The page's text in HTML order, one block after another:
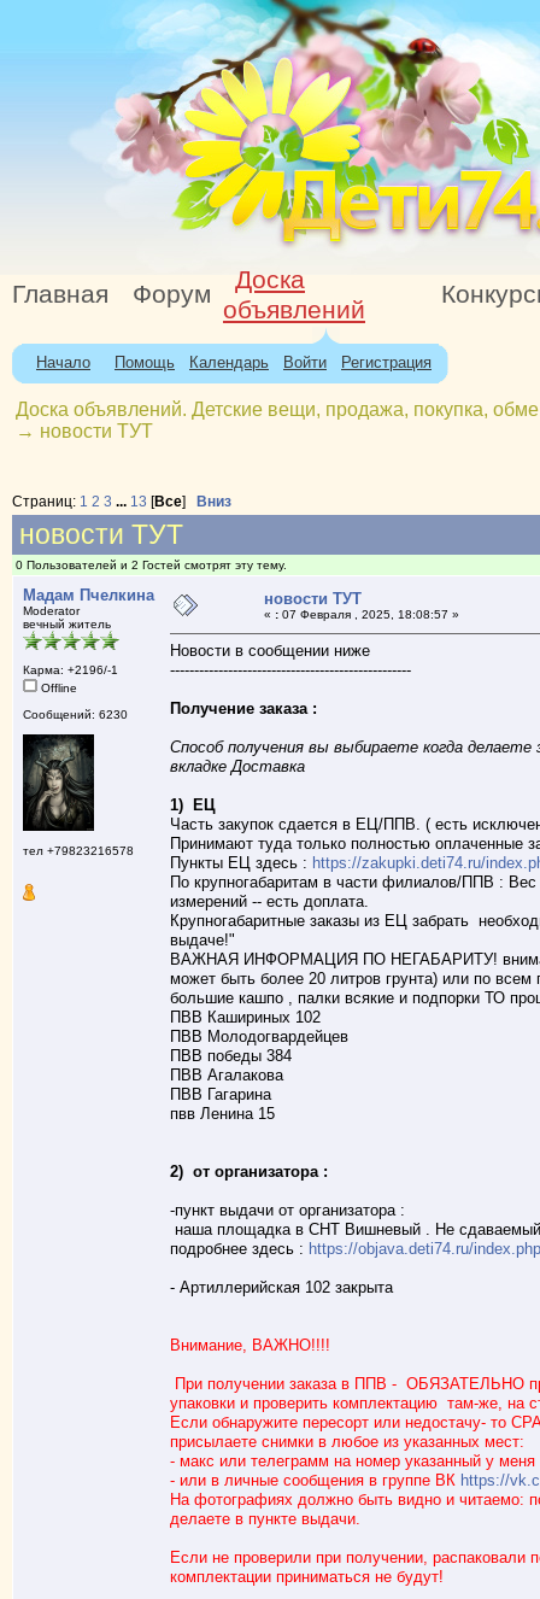
Главная Форум
Доска
объявлений
Начало Помощь Календарь Войти Регистрация
Доска объявлений. Детские вещи, продажа, покупка,
→ новости ТУТ
Страниц: 1 2 3 ... 13 [Все] Вниз
новости ТУТ
0 Пользователей и 2 Гостей смотрят эту тему.
Мадам Пчелкина
Moderator
вечный житель
Карма: +2196/-1
Offline
Сообщений: 6230
тел +79823216578
новости ТУТ
« :07 Февраля , 2025, 18:08:57 »
Новости в сообщении ниже
--------------------------------------------------
Получение заказа :
Способ получения вы выбираете когда делаете
вкладке Доставка
1) ЕЦ
Часть закупок сдается в ЕЦ/ППВ. ( есть
Принимают туда только полностью оплаченные
Пункты ЕЦ здесь : https://zakupki.deti74.ru/
По крупногабаритам в части филиалов/ППВ :
измерений -- есть доплата.
Крупногабаритные заказы из ЕЦ забрать
выдаче!"
ВАЖНАЯ ИНФОРМАЦИЯ ПО НЕГАБАРИТУ!
может быть более 20 литров грунта) или по
большие кашпо , палки всякие и подпорки ТО
ПВВ Кашириных 102
ПВВ Молодогвардейцев
ПВВ победы 384
ПВВ Агалакова
ПВВ Гагарина
пвв Ленина 15
2) от организатора :
-пункт выдачи от организатора :
наша площадка в СНТ Вишневый . Не сдаваемый
подробнее здесь : https://objava.deti74.ru/
- Артиллерийская 102 закрыта
Внимание, ВАЖНО!!!!
При получении заказа в ППВ - ОБЯЗАТЕЛЬНО
упаковки и проверить комплектацию там-же, на
Если обнаружите пересорт или недостачу- то
присылаете снимки в любое из указанных мест:
- макс или телеграмм на номер указанный у
- или в личные сообщения в группе ВК https://
На фотографиях должно быть видно и читаемо:
делаете в пункте выдачи.
Если не проверили при получении, распаковали
комплектации приниматься не будут!